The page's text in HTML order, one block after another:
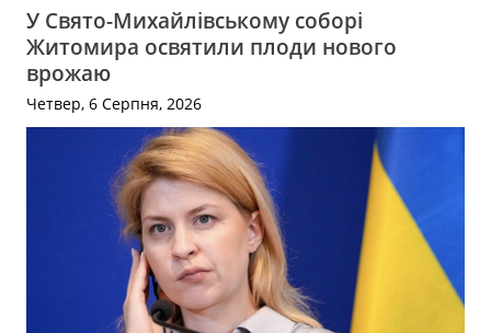
У Свято-Михайлівському соборі
Житомира освятили плоди нового
врожаю
Четвер, 6 Серпня, 2026